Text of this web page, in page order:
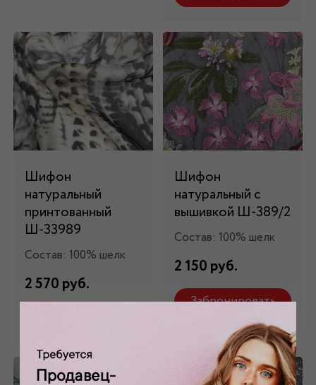
Шифон
натуральный
принтованный
Ш-33989
Состав: 100% шелк
2 570 руб.
Шифон
натуральный с
вышивкой Ш-389/2
Состав: 100% шелк
2 150 руб.
Забронировать